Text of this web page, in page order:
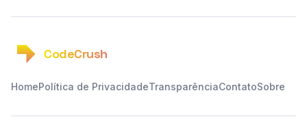
CodeCrush
HomePolítica de PrivacidadeTransparênciaContatoSobre